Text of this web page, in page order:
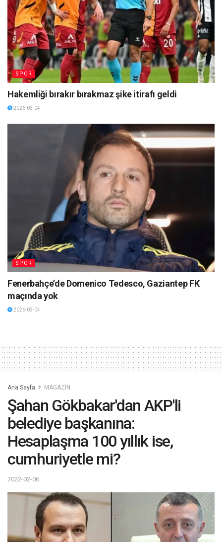
SPOR
Hakemliği bırakır bırakmaz şike itirafı geldi
2026-03-04
SPOR
Fenerbahçe’de Domenico Tedesco, Gaziantep FK
maçında yok
2026-03-04
Ana Sayfa MAGAZİN
Şahan Gökbakar'dan AKP'li
belediye başkanına:
Hesaplaşma 100 yıllık ise,
cumhuriyetle mi?
2022-02-06